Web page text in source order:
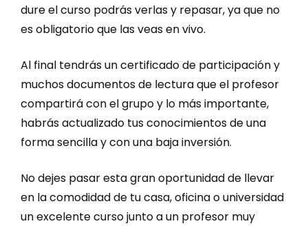
dure el curso podrás verlas y repasar, ya que no
es obligatorio que las veas en vivo.
Al final tendrás un certificado de participación y
muchos documentos de lectura que el profesor
compartirá con el grupo y lo más importante,
habrás actualizado tus conocimientos de una
forma sencilla y con una baja inversión.
No dejes pasar esta gran oportunidad de llevar
en la comodidad de tu casa, oficina o universidad
un excelente curso junto a un profesor muy